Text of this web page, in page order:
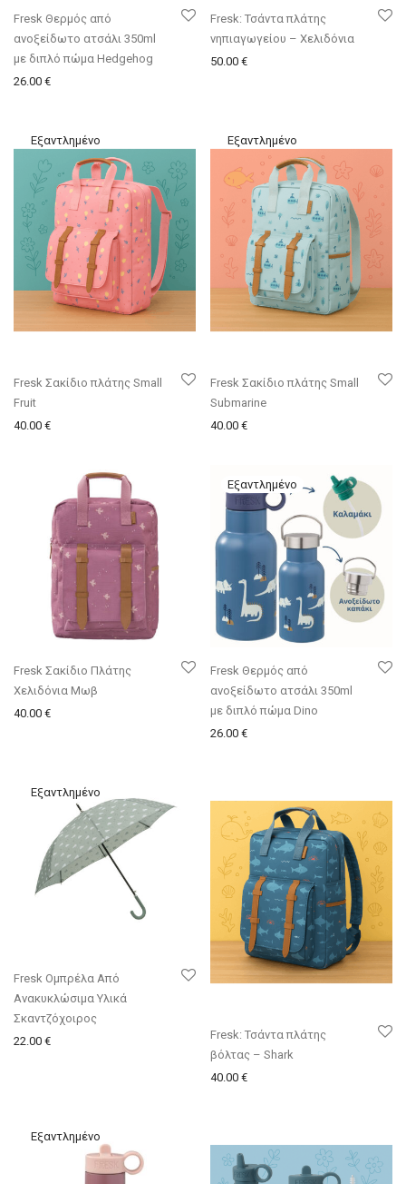
Fresk Θερμός από
ανοξείδωτο ατσάλι 350ml
με διπλό πώμα Hedgehog
26.00 €
Fresk: Τσάντα πλάτης
νηπιαγωγείου – Χελιδόνια
50.00 €
Fresk Σακίδιο πλάτης Small
Fruit
40.00 €
Fresk Σακίδιο πλάτης Small
Submarine
40.00 €
Fresk Σακίδιο Πλάτης
Χελιδόνια Μωβ
40.00 €
Fresk Θερμός από
ανοξείδωτο ατσάλι 350ml
με διπλό πώμα Dino
26.00 €
Fresk Ομπρέλα Από
Ανακυκλώσιμα Υλικά
Σκαντζόχοιρος
22.00 €
Fresk: Τσάντα πλάτης
βόλτας – Shark
40.00 €